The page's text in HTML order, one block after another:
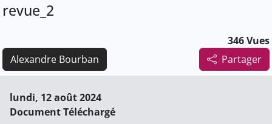
revue_2
346 Vues
Partager
Alexandre Bourban
lundi, 12 août 2024
Document Téléchargé